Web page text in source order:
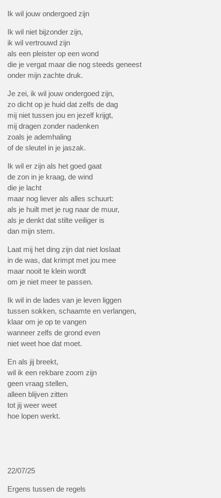
Ik wil jouw ondergoed zijn
Ik wil niet bijzonder zijn,
ik wil vertrouwd zijn
als een pleister op een wond
die je vergat maar die nog steeds geneest
onder mijn zachte druk.
Je zei, ik wil jouw ondergoed zijn,
zo dicht op je huid dat zelfs de dag
mij niet tussen jou en jezelf krijgt,
mij dragen zonder nadenken
zoals je ademhaling
of de sleutel in je jaszak.
Ik wil er zijn als het goed gaat
de zon in je kraag, de wind
die je lacht
maar nog liever als alles schuurt:
als je huilt met je rug naar de muur,
als je denkt dat stilte veiliger is
dan mijn stem.
Laat mij het ding zijn dat niet loslaat
in de was, dat krimpt met jou mee
maar nooit te klein wordt
om je niet meer te passen.
Ik wil in de lades van je leven liggen
tussen sokken, schaamte en verlangen,
klaar om je op te vangen
wanneer zelfs de grond even
niet weet hoe dat moet.
En als jij breekt,
wil ik een rekbare zoom zijn
geen vraag stellen,
alleen blijven zitten
tot jij weer weet
hoe lopen werkt.
22/07/25
Ergens tussen de regels